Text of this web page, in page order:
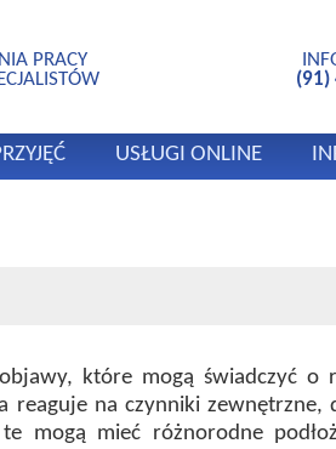
PRACY
(91)
USŁUGI ONLINE
które mogą świadczyć o
reaguje na czynniki
te mogą mieć różnorodne